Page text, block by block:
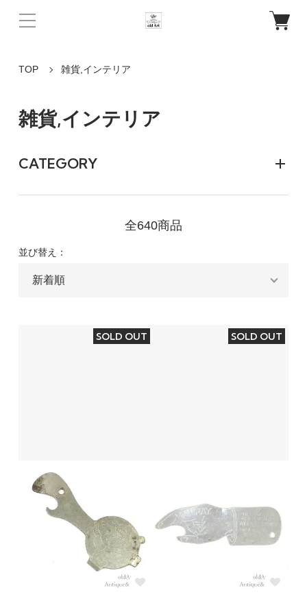
TOP 雑貨,インテリア
雑貨,インテリア
CATEGORY
全640商品
並び替え：
SOLD OUT SOLD OUT